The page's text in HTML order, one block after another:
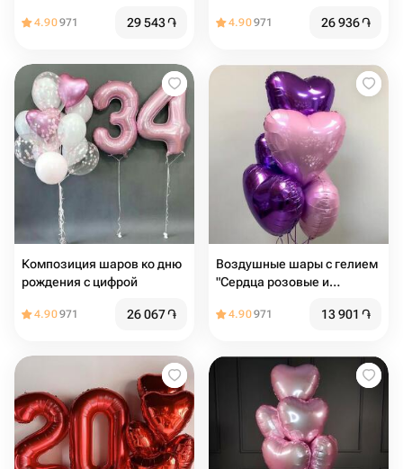
4.90971 29 543֏ 4.90971 26 936֏
Композиция шаров ко дню
рождения с цифрой
4.90971 26 067֏
Воздушные шары с гелием
"Сердца розовые и
4.90971 13 901 ֏